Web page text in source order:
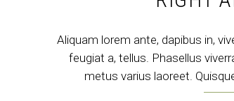
Aliquam lorem ante, dapibus in,
feugiat a, tellus. Phasellus
metus varius laoreet.